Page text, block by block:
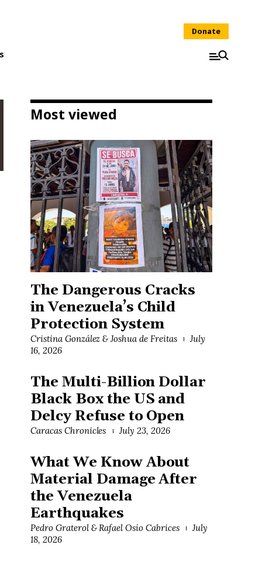
Donate
Most viewed
The Dangerous Cracks
in Venezuela’s Child
Protection System
Cristina González & Joshua de Freitas
July
16, 2026
The Multi-Billion Dollar
Black Box the US and
Delcy Refuse to Open
Caracas Chronicles July 23, 2026
What We Know About
Material Damage After
the Venezuela
Earthquakes
Pedro Graterol & Rafael Osío Cabrices
July
18, 2026